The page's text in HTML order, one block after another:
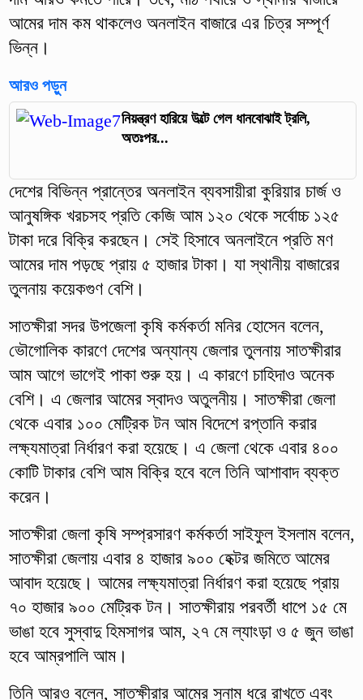
আমের দাম কম থাকলেও অনলাইন বাজারে এর চিত্র সম্পূর্ণ
ভিন্ন।
আরও পড়ুন
নিয়ন্ত্রণ হারিয়ে উল্টে গেল ধানবোঝাই ট্রলি,
অতঃপর...
দেশের বিভিন্ন প্রান্তের অনলাইন ব্যবসায়ীরা কুরিয়ার চার্জ ও
আনুষঙ্গিক খরচসহ প্রতি কেজি আম ১২০ থেকে সর্বোচ্চ ১২৫
টাকা দরে বিক্রি করছেন। সেই হিসাবে অনলাইনে প্রতি মণ
আমের দাম পড়ছে প্রায় ৫ হাজার টাকা। যা স্থানীয় বাজারের
তুলনায় কয়েকগুণ বেশি।
সাতক্ষীরা সদর উপজেলা কৃষি কর্মকর্তা মনির হোসেন বলেন,
ভৌগোলিক কারণে দেশের অন্যান্য জেলার তুলনায় সাতক্ষীরার
আম আগে ভাগেই পাকা শুরু হয়। এ কারণে চাহিদাও অনেক
বেশি। এ জেলার আমের স্বাদও অতুলনীয়। সাতক্ষীরা জেলা
থেকে এবার ১০০ মেট্রিক টন আম বিদেশে রপ্তানি করার
লক্ষ্যমাত্রা নির্ধারণ করা হয়েছে। এ জেলা থেকে এবার ৪০০
কোটি টাকার বেশি আম বিক্রি হবে বলে তিনি আশাবাদ ব্যক্ত
করেন।
সাতক্ষীরা জেলা কৃষি সম্প্রসারণ কর্মকর্তা সাইফুল ইসলাম বলেন,
সাতক্ষীরা জেলায় এবার ৪ হাজার ৯০০ হেক্টর জমিতে আমের
আবাদ হয়েছে। আমের লক্ষ্যমাত্রা নির্ধারণ করা হয়েছে প্রায়
৭০ হাজার ৯০০ মেট্রিক টন। সাতক্ষীরায় পরবর্তী ধাপে ১৫ মে
ভাঙা হবে সুস্বাদু হিমসাগর আম, ২৭ মে ল্যাংড়া ও ৫ জুন ভাঙা
হবে আম্রপালি আম।
তিনি আরও বলেন, সাতক্ষীরার আমের সুনাম ধরে রাখতে এবং